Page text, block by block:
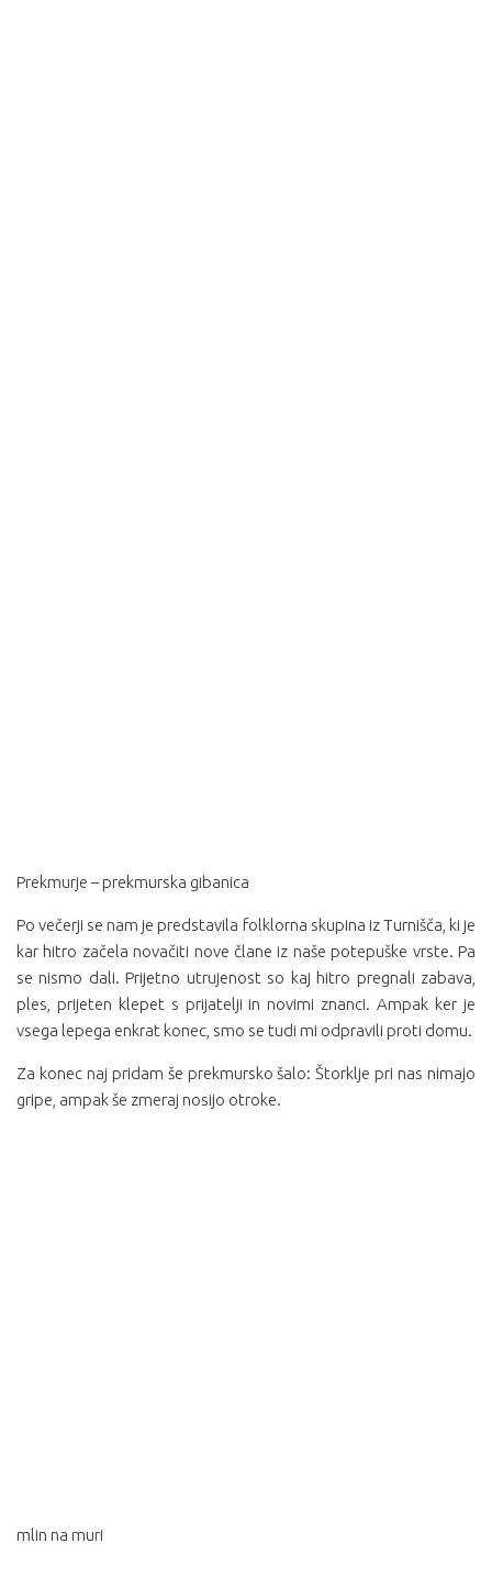
Prekmurje – prekmurska gibanica
Po večerji se nam je predstavila folklorna skupina iz Turnišča, ki je
kar hitro začela novačiti nove člane iz naše potepuške vrste. Pa
se nismo dali. Prijetno utrujenost so kaj hitro pregnali zabava,
ples, prijeten klepet s prijatelji in novimi znanci. Ampak ker je
vsega lepega enkrat konec, smo se tudi mi odpravili proti domu.
Za konec naj pridam še prekmursko šalo: Štorklje pri nas nimajo
gripe, ampak še zmeraj nosijo otroke.
mlin na muri